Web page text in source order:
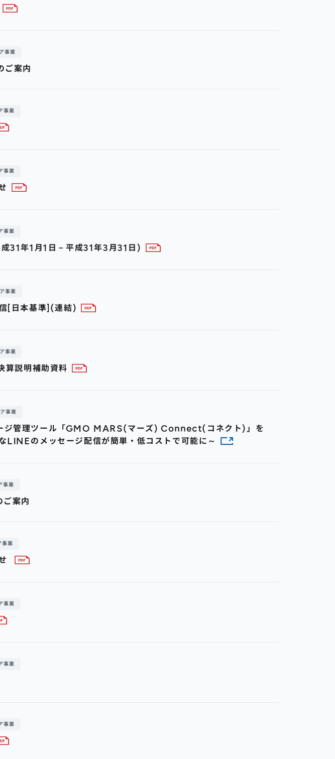
事業
ご案内
事業
事業
事業
31年1月1日－平成31年3月31日)
事業
[日本基準](連結)
事業
算説明補助資料
事業
ジ管理ツール「GMO MARS(マーズ) Connect(コネクト)」を
LINEのメッセージ配信が簡単・低コストで可能に～
事業
案内
事業
事業
事業
事業